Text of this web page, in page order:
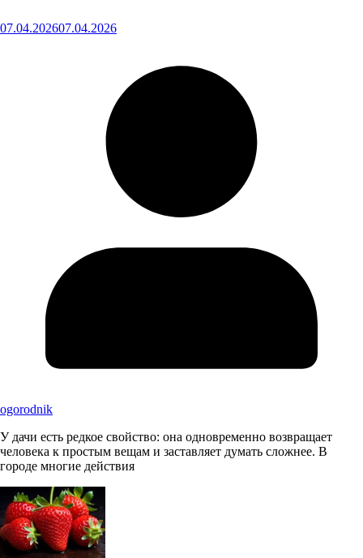
07.04.202607.04.2026
ogorodnik
У дачи есть редкое свойство: она одновременно возвращает
человека к простым вещам и заставляет думать сложнее. В
городе многие действия